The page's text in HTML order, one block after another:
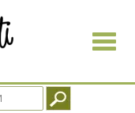
Toggle